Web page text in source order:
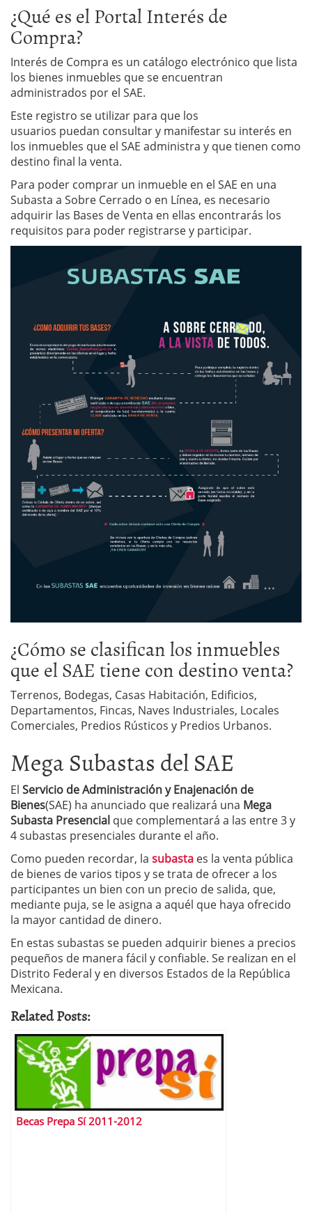
¿Qué es el Portal Interés de
Compra?
Interés de Compra es un catálogo electrónico que lista
los bienes inmuebles que se encuentran
administrados por el SAE.
Este registro se utilizar para que los
usuarios puedan consultar y manifestar su interés en
los inmuebles que el SAE administra y que tienen como
destino final la venta.
Para poder comprar un inmueble en el SAE en una
Subasta a Sobre Cerrado o en Línea, es necesario
adquirir las Bases de Venta en ellas encontrarás los
requisitos para poder registrarse y participar.
¿Cómo se clasifican los inmuebles
que el SAE tiene con destino venta?
Terrenos, Bodegas, Casas Habitación, Edificios,
Departamentos, Fincas, Naves Industriales, Locales
Comerciales, Predios Rústicos y Predios Urbanos.
Mega Subastas del SAE
El Servicio de Administración y Enajenación de
Bienes(SAE) ha anunciado que realizará una Mega
Subasta Presencial que complementará a las entre 3 y
4 subastas presenciales durante el año.
Como pueden recordar, la subasta es la venta pública
de bienes de varios tipos y se trata de ofrecer a los
participantes un bien con un precio de salida, que,
mediante puja, se le asigna a aquél que haya ofrecido
la mayor cantidad de dinero.
En estas subastas se pueden adquirir bienes a precios
pequeños de manera fácil y confiable. Se realizan en el
Distrito Federal y en diversos Estados de la República
Mexicana.
Related Posts:
Becas Prepa Sí 2011-2012